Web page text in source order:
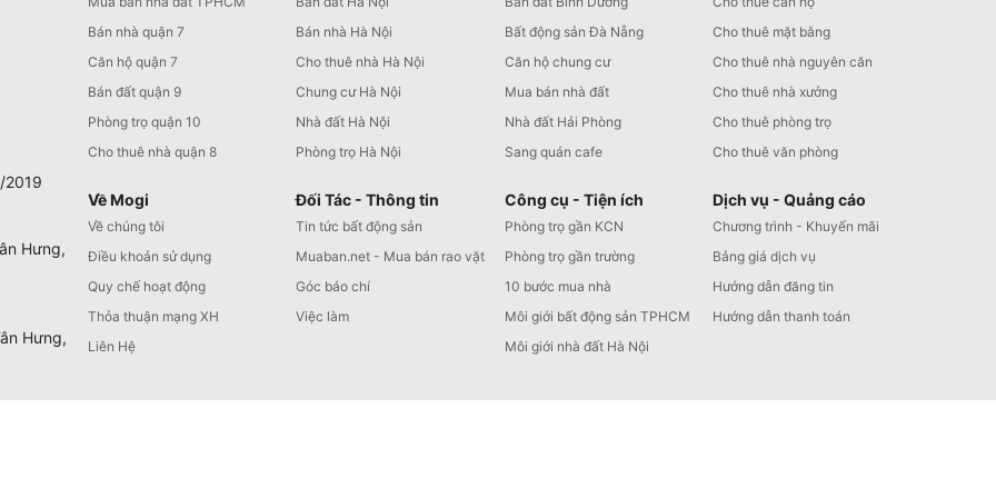
Bán nhà quận 7
Căn hộ quận 7
Bán đất quận 9
Phòng trọ quận 10
Cho thuê nhà quận 8
Bán nhà Hà Nội
Cho thuê nhà Hà Nội
Chung cư Hà Nội
Nhà đất Hà Nội
Phòng trọ Hà Nội
Bất động sản Đà Nẵng
Căn hộ chung cư
Mua bán nhà đất
Nhà đất Hải Phòng
Sang quán cafe
Cho thuê mặt bằng
Cho thuê nhà nguyên căn
Cho thuê nhà xưởng
Cho thuê phòng trọ
Cho thuê văn phòng
Về Mogi
Về chúng tôi
Điều khoản sử dụng
Quy chế hoạt động
Thỏa thuận mạng XH
Liên Hệ
Đối Tác - Thông tin
Tin tức bất động sản
Muaban.net - Mua bán rao vặt
Góc báo chí
Việc làm
Công cụ - Tiện ích
Phòng trọ gần KCN
Phòng trọ gần trường
10 bước mua nhà
Môi giới bất động sản TPHCM
Môi giới nhà đất Hà Nội
Dịch vụ - Quảng cáo
Chương trình - Khuyến mãi
Bảng giá dịch vụ
Hướng dẫn đăng tin
Hướng dẫn thanh toán
2019
Hưng,
Hưng,